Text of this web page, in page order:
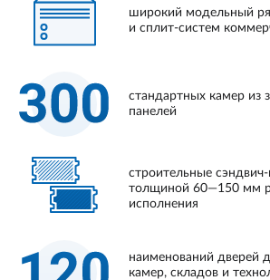
широкий модельный
и сплит-систем
стандартных камер из
панелей
строительные
толщиной 60—150 мм
исполнения
наименований дверей
камер, складов и